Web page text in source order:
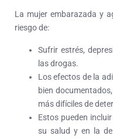
La mujer embarazada y
riesgo de:
Sufrir estrés,
las drogas.
Los efectos de la
bien
más difíciles de
Estos pueden
su salud y en la